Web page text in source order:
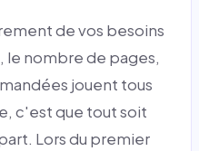
de vos besoins
le nombre de pages,
jouent tous
c'est que tout soit
Lors du premier